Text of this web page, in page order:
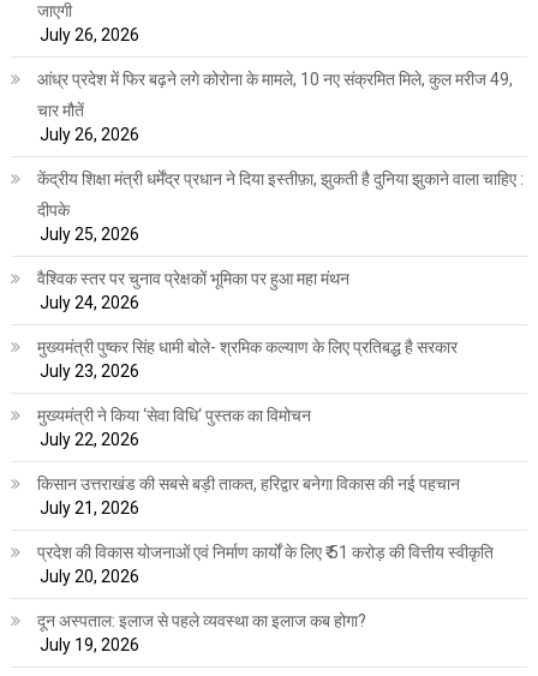
जाएगी
July 26, 2026
आंध्र प्रदेश में फिर बढ़ने लगे कोरोना के मामले, 10 नए संक्रमित मिले, कुल मरीज 49,
चार मौतें
July 26, 2026
केंद्रीय शिक्षा मंत्री धर्मेंद्र प्रधान ने दिया इस्तीफ़ा, झुकती है दुनिया झुकाने वाला चाहिए :
दीपके
July 25, 2026
वैश्विक स्तर पर चुनाव प्रेक्षकों भूमिका पर हुआ महा मंथन
July 24, 2026
मुख्यमंत्री पुष्कर सिंह धामी बोले- श्रमिक कल्याण के लिए प्रतिबद्ध है सरकार
July 23, 2026
मुख्यमंत्री ने किया ‘सेवा विधि‘ पुस्तक का विमोचन
July 22, 2026
किसान उत्तराखंड की सबसे बड़ी ताकत, हरिद्वार बनेगा विकास की नई पहचान
July 21, 2026
प्रदेश की विकास योजनाओं एवं निर्माण कार्यों के लिए ₹ 51 करोड़ की वित्तीय स्वीकृति
July 20, 2026
दून अस्पताल: इलाज से पहले व्यवस्था का इलाज कब होगा?
July 19, 2026